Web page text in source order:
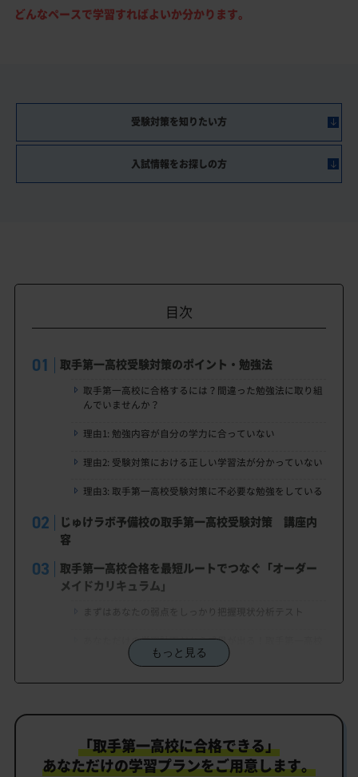
どんなペースで学習すればよいか分かります。
受験対策を知りたい方
入試情報をお探しの方
目次
取手第一高校受験対策のポイント・勉強法
取手第一高校に合格するには？間違った勉強法に取り組
んでいませんか？
理由1: 勉強内容が自分の学力に合っていない
理由2: 受験対策における正しい学習法が分かっていない
理由3: 取手第一高校受験対策に不必要な勉強をしている
じゅけラボ予備校の取手第一高校受験対策 講座内
容
取手第一高校合格を最短ルートでつなぐ「オーダー
メイドカリキュラム」
まずはあなたの弱点をしっかり把握現状分析テスト
あなただけの学習計画だから成果が出る！取手第一高校
合格に向けた受験対策カリキュラム
学習効果をしっかり確認定着度テスト
一人でも安心、学習相談
生徒にピッタリ合った「取手第一高校対策のオーダ
ーメイドカリキュラム」だから成果が出る！
もっと見る
「取手第一高校に合格できる」
あなただけの学習プランをご用意します。